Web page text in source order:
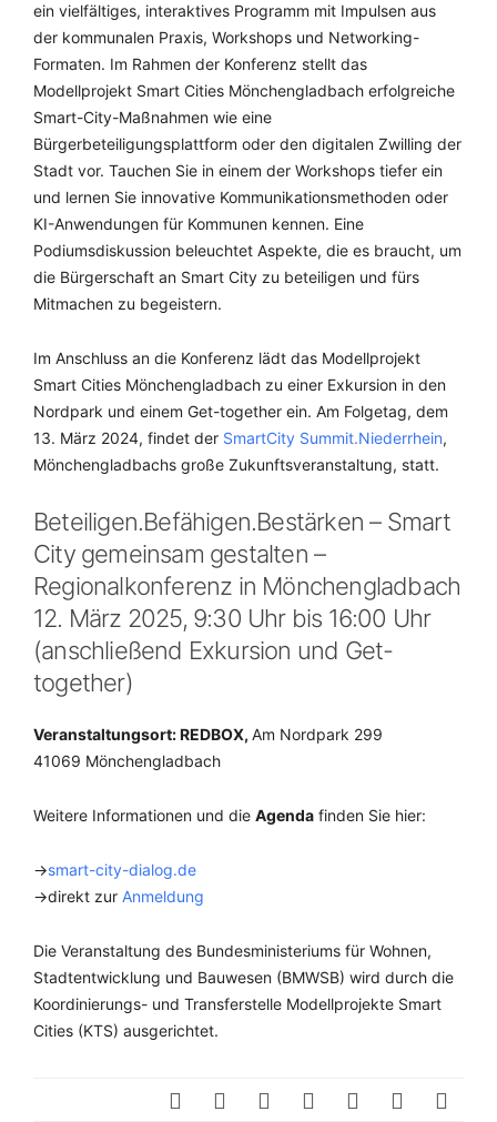
ein vielfältiges, interaktives Programm mit Impulsen aus
der kommunalen Praxis, Workshops und Networking-
Formaten. Im Rahmen der Konferenz stellt das
Modellprojekt Smart Cities Mönchengladbach erfolgreiche
Smart-City-Maßnahmen wie eine
Bürgerbeteiligungsplattform oder den digitalen Zwilling der
Stadt vor. Tauchen Sie in einem der Workshops tiefer ein
und lernen Sie innovative Kommunikationsmethoden oder
KI-Anwendungen für Kommunen kennen. Eine
Podiumsdiskussion beleuchtet Aspekte, die es braucht, um
die Bürgerschaft an Smart City zu beteiligen und fürs
Mitmachen zu begeistern.
Im Anschluss an die Konferenz lädt das Modellprojekt
Smart Cities Mönchengladbach zu einer Exkursion in den
Nordpark und einem Get-together ein. Am Folgetag, dem
13. März 2024, findet der SmartCity Summit.Niederrhein,
Mönchengladbachs große Zukunftsveranstaltung, statt.
Beteiligen.Befähigen.Bestärken – Smart
City gemeinsam gestalten –
Regionalkonferenz in Mönchengladbach
12. März 2025, 9:30 Uhr bis 16:00 Uhr
(anschließend Exkursion und Get-
together)
Veranstaltungsort: REDBOX, Am Nordpark 299
41069 Mönchengladbach
Weitere Informationen und die Agenda finden Sie hier:
→smart-city-dialog.de
→direkt zur Anmeldung
Die Veranstaltung des Bundesministeriums für Wohnen,
Stadtentwicklung und Bauwesen (BMWSB) wird durch die
Koordinierungs- und Transferstelle Modellprojekte Smart
Cities (KTS) ausgerichtet.